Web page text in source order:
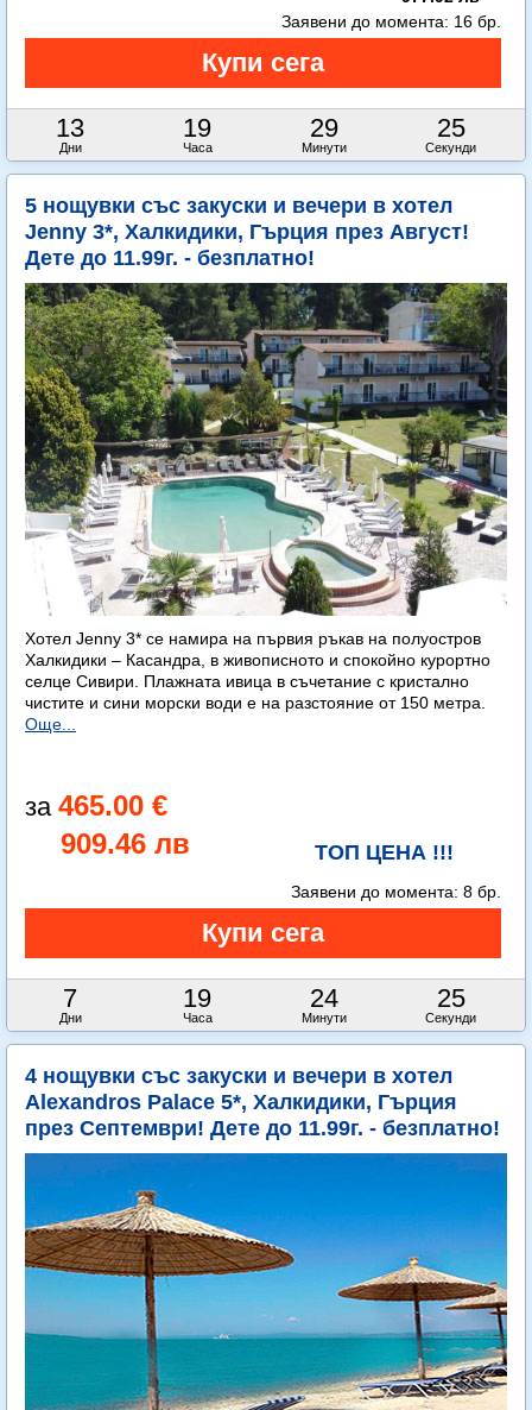
13
Дни
19
Часа
29
Минути
24
Секунди
Заявени до момента: 16 бр.
5 нощувки със закуски и вечери в хотел
Jenny 3*, Халкидики, Гърция през Август!
Дете до 11.99г. - безплатно!
Хотел Jenny 3* се намира на първия ръкав на полуостров
Халкидики – Касандра, в живописното и спокойно курортно
селце Сивири. Плажната ивица в съчетание с кристално
чистите и сини морски води е на разстояние от 150 метра.
Още...
465.00 €
909.46 лв
ТОП ЦЕНА !!!
7
Дни
19
Часа
24
Минути
24
Секунди
Заявени до момента: 8 бр.
4 нощувки със закуски и вечери в хотел
Alexandros Palace 5*, Халкидики, Гърция
през Септември! Дете до 11.99г. - безплатно!